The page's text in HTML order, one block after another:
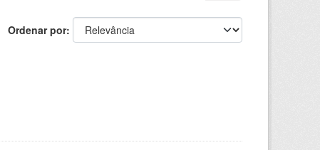
Ordenar por